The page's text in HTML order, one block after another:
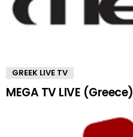
GREEK LIVE TV
MEGA TV LIVE (Greece)